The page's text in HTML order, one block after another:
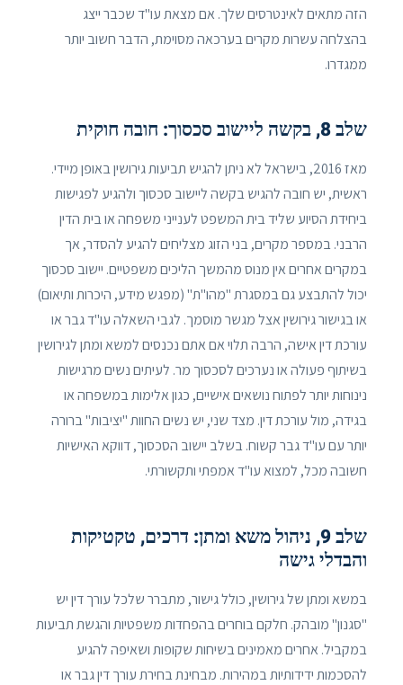
הזה מתאים לאינטרסים שלך. אם מצאת עו"ד שכבר ייצג
בהצלחה עשרות מקרים בערכאה מסוימת, הדבר חשוב יותר
ממגדרו.
שלב 8, בקשה ליישוב סכסוך: חובה חוקית
מאז 2016, בישראל לא ניתן להגיש תביעות גירושין באופן מיידי.
ראשית, יש חובה להגיש בקשה ליישוב סכסוך ולהגיע לפגישות
ביחידת הסיוע שליד בית המשפט לענייני משפחה או בית הדין
הרבני. במספר מקרים, בני הזוג מצליחים להגיע להסדר, אך
במקרים אחרים אין מנוס מהמשך הליכים משפטיים. יישוב סכסוך
יכול להתבצע גם במסגרת "מהו"ת" (מפגש מידע, היכרות ותיאום)
או בגישור גירושין אצל מגשר מוסמך. לגבי השאלה עו"ד גבר או
עורכת דין אישה, הרבה תלוי אם אתם נכנסים למשא ומתן לגירושין
בשיתוף פעולה או נערכים לסכסוך מר. לעיתים נשים מרגישות
נינוחות יותר לפתוח נושאים אישיים, כגון אלימות במשפחה או
בגידה, מול עורכת דין. מצד שני, יש נשים החוות "יציבות" ברורה
יותר עם עו"ד גבר קשוח. בשלב יישוב הסכסוך, דווקא האישיות
חשובה מכל, למצוא עו"ד אמפתי ותקשורתי.
שלב 9, ניהול משא ומתן: דרכים, טקטיקות
והבדלי גישה
במשא ומתן של גירושין, כולל גישור, מתברר שלכל עורך דין יש
"סגנון" מובהק. חלקם בוחרים בהפחדות משפטיות והגשת תביעות
במקביל. אחרים מאמינים בשיחות שקופות ושאיפה להגיע
להסכמות ידידותיות במהירות. מבחינת בחירת עורך דין גבר או